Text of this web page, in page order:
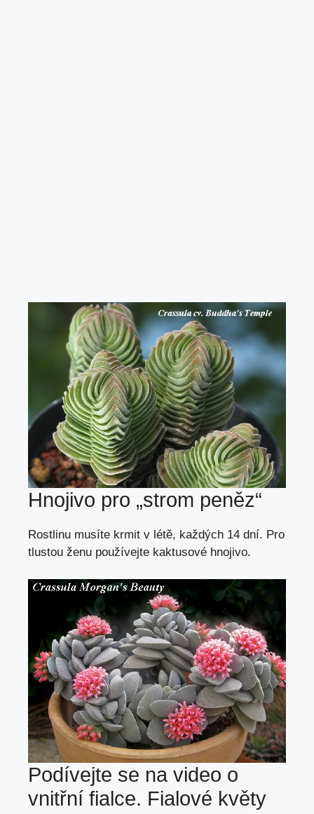
Hnojivo pro „strom peněz“
Rostlinu musíte krmit v létě, každých 14 dní. Pro
tlustou ženu používejte kaktusové hnojivo.
Podívejte se na video o
vnitřní fialce. Fialové květy